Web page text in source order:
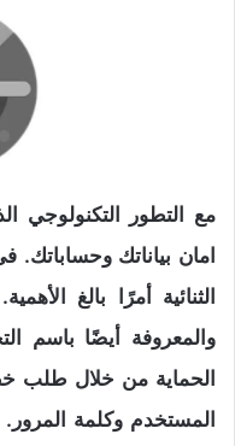
مع التطور التكنولوجي
امان بياناتك
والمعروفة أيضًا باسم
الحماية من خلال طلب
المستخدم وكلمة